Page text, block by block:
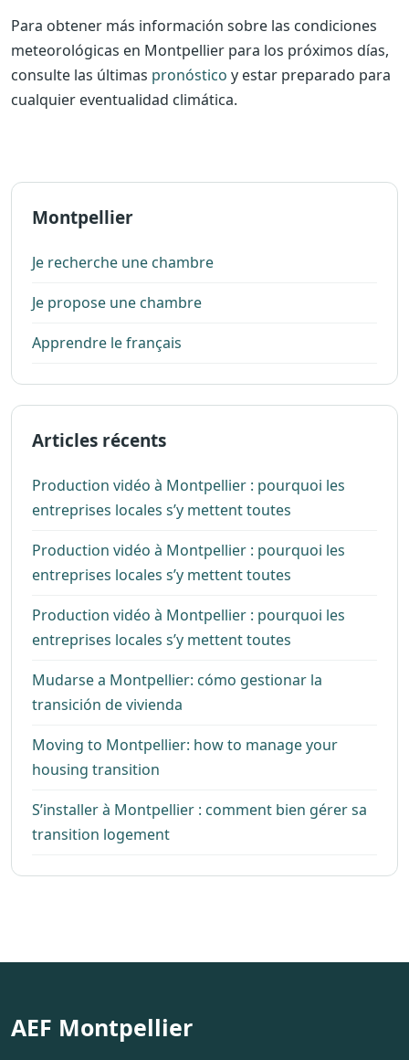
Para obtener más información sobre las condiciones
meteorológicas en Montpellier para los próximos días,
consulte las últimas pronóstico y estar preparado para
cualquier eventualidad climática.
Montpellier
Je recherche une chambre
Je propose une chambre
Apprendre le français
Articles récents
Production vidéo à Montpellier : pourquoi les
entreprises locales s’y mettent toutes
Production vidéo à Montpellier : pourquoi les
entreprises locales s’y mettent toutes
Production vidéo à Montpellier : pourquoi les
entreprises locales s’y mettent toutes
Mudarse a Montpellier: cómo gestionar la
transición de vivienda
Moving to Montpellier: how to manage your
housing transition
S’installer à Montpellier : comment bien gérer sa
transition logement
AEF Montpellier